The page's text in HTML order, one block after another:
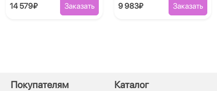
14 579₽ Заказать 9 983₽ Заказать
Покупателям Каталог